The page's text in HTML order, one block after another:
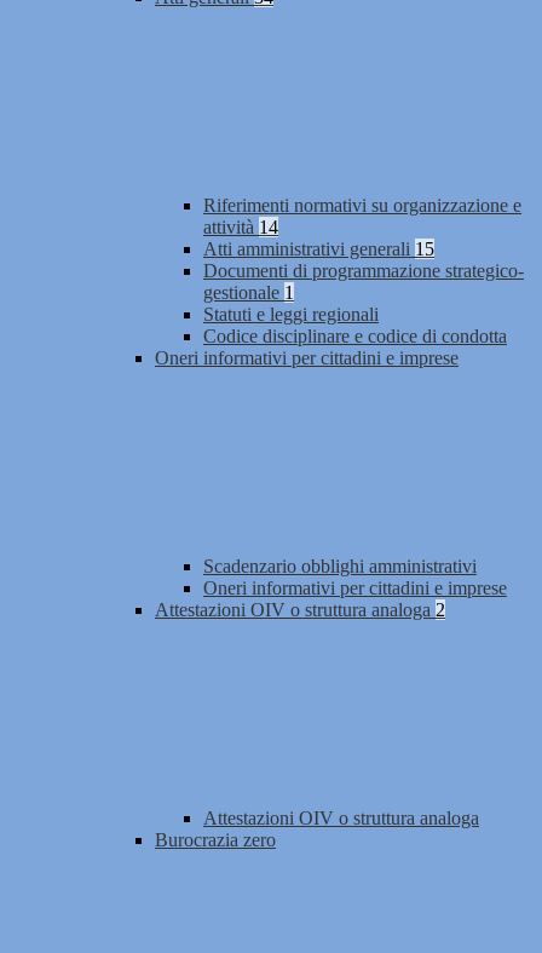
Riferimenti normativi su organizzazione e
attività 14
Atti amministrativi generali 15
Documenti di programmazione strategico-
gestionale 1
Statuti e leggi regionali
Codice disciplinare e codice di condotta
Oneri informativi per cittadini e imprese
Scadenzario obblighi amministrativi
Oneri informativi per cittadini e imprese
Attestazioni OIV o struttura analoga 2
Attestazioni OIV o struttura analoga
Burocrazia zero